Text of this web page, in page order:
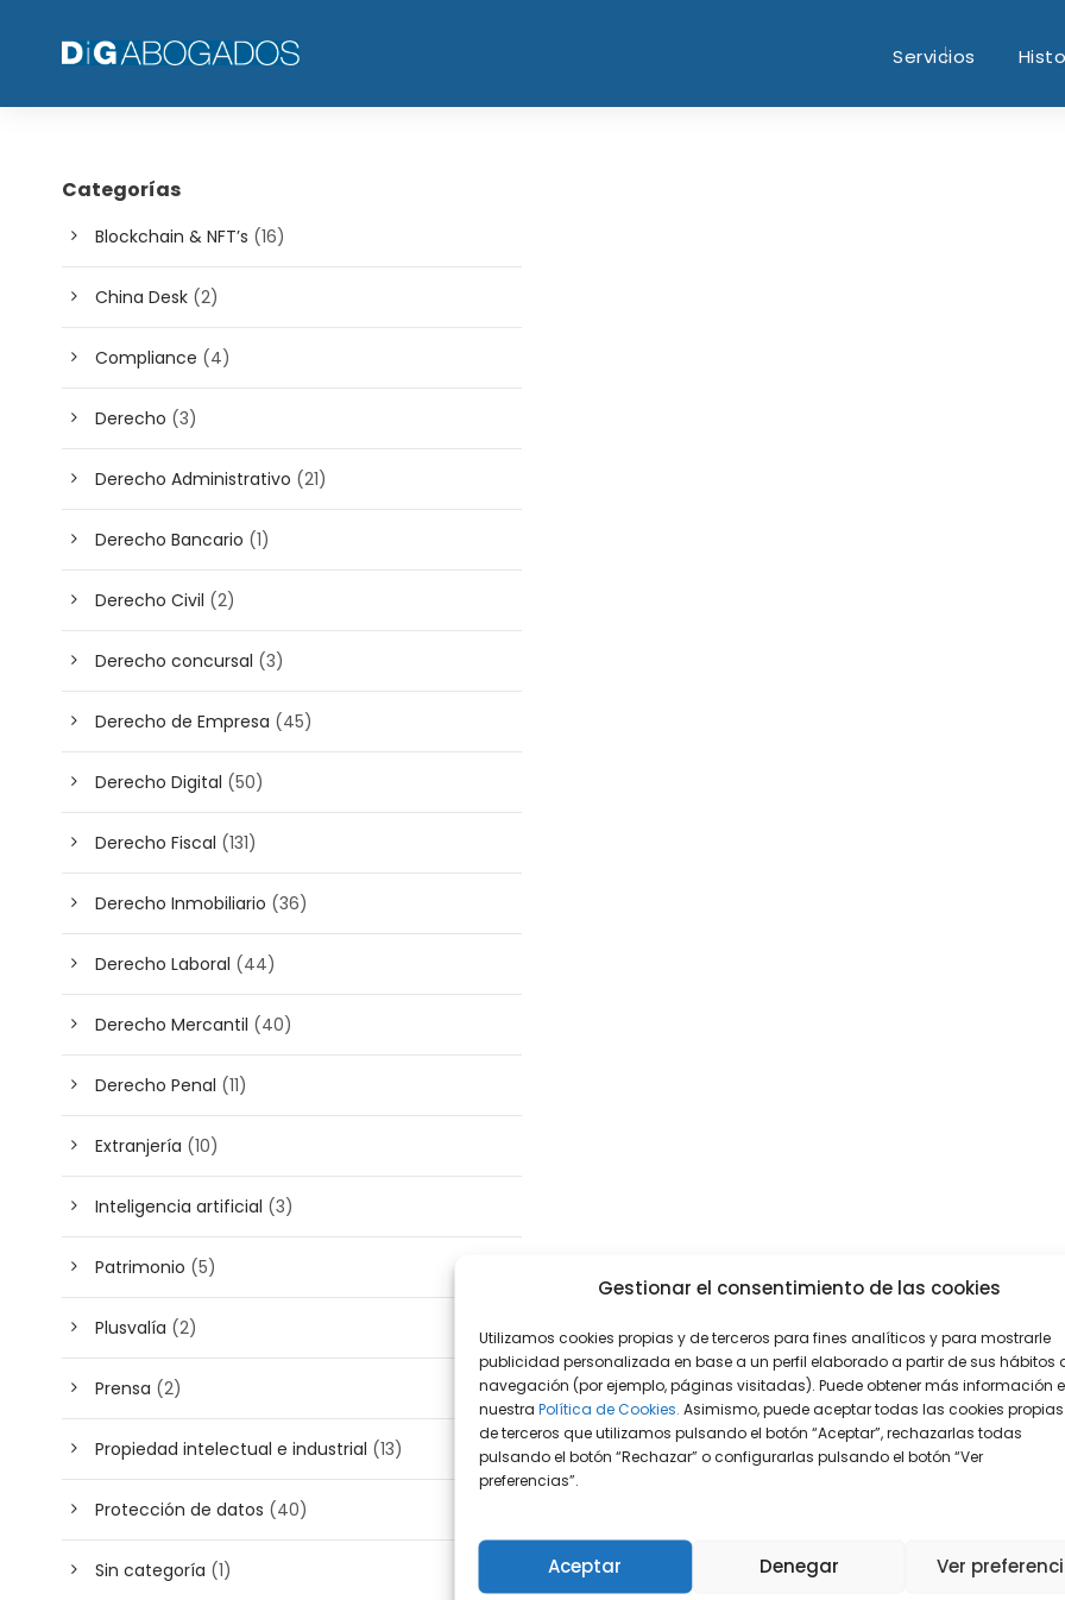
Gestionar el consentimiento de las cookies
Utilizamos cookies propias y de terceros para fines analíticos y para mostrarle
publicidad personalizada en base a un perfil elaborado a partir de sus hábitos
navegación (por ejemplo, páginas visitadas). Puede obtener más información
nuestra Política de Cookies. Asimismo, puede aceptar todas las cookies
de terceros que utilizamos pulsando el botón “Aceptar”, rechazarlas todas
pulsando el botón “Rechazar” o configurarlas pulsando el botón “Ver
preferencias”.
Aceptar Denegar Ver
Servicios
Categorías
Blockchain & NFT’s (16)
China Desk (2)
Compliance (4)
Derecho (3)
Derecho Administrativo (21)
Derecho Bancario (1)
Derecho Civil (2)
Derecho concursal (3)
Derecho de Empresa (45)
Derecho Digital (50)
Derecho Fiscal (131)
Derecho Inmobiliario (36)
Derecho Laboral (44)
Derecho Mercantil (40)
Derecho Penal (11)
Extranjería (10)
Inteligencia artificial (3)
Patrimonio (5)
Plusvalía (2)
Prensa (2)
Propiedad intelectual e industrial (13)
Protección de datos (40)
Sin categoría (1)